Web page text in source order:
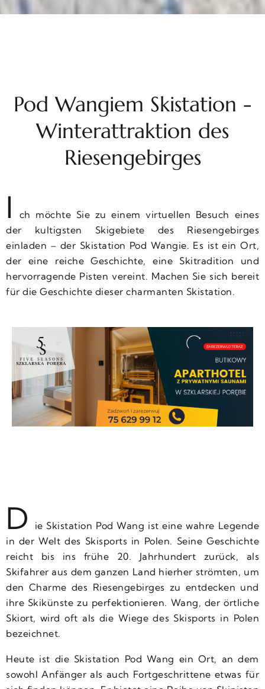
Pod Wangiem Skistation -
Winterattraktion des
Riesengebirges
I
ch möchte Sie zu einem virtuellen Besuch eines
der kultigsten Skigebiete des Riesengebirges
einladen – der Skistation Pod Wangie. Es ist ein Ort,
der eine reiche Geschichte, eine Skitradition und
hervorragende Pisten vereint. Machen Sie sich bereit
für die Geschichte dieser charmanten Skistation.
D
ie Skistation Pod Wang ist eine wahre Legende
in der Welt des Skisports in Polen. Seine Geschichte
reicht bis ins frühe 20. Jahrhundert zurück, als
Skifahrer aus dem ganzen Land hierher strömten, um
den Charme des Riesengebirges zu entdecken und
ihre Skikünste zu perfektionieren. Wang, der örtliche
Skiort, wird oft als die Wiege des Skisports in Polen
bezeichnet.
Heute ist die Skistation Pod Wang ein Ort, an dem
sowohl Anfänger als auch Fortgeschrittene etwas für